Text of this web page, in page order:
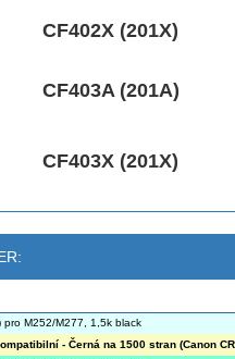
CF402X (201X)
CF403A (201A)
CF403X (201X)
pro M252/M277, 1,5k black
- Černá na 1500 stran (Canon